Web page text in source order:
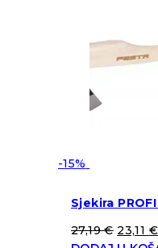
-15%
Sjekira
27,19€ 23,11 €